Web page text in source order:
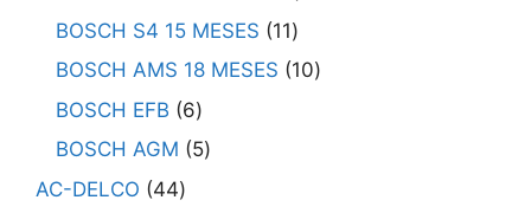
BOSCH S4 15 MESES
11
BOSCH AMS 18 MESES
10
BOSCH EFB
6
BOSCH AGM
5
AC-DELCO
44